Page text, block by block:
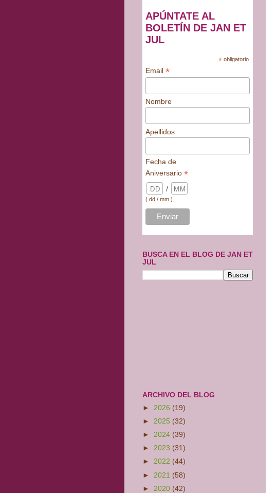
APÚNTATE AL
BOLETÍN DE JAN ET
JUL
*obligatorio
Email*
Nombre
Apellidos
Fecha de
Aniversario*
/
( dd / mm )
BUSCA EN EL BLOG DE JAN ET
JUL
ARCHIVO DEL BLOG
► 2026 (19)
► 2025 (32)
► 2024 (39)
► 2023 (31)
► 2022 (44)
► 2021 (58)
► 2020 (42)